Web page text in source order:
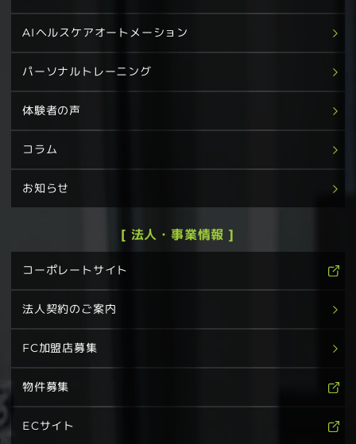
AIヘルスケアオートメーション
パーソナルトレーニング
体験者の声
コラム
お知らせ
[ 法人・事業情報 ]
コーポレートサイト
法人契約のご案内
FC加盟店募集
物件募集
ECサイト